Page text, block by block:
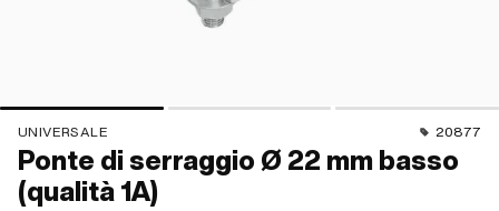
UNIVERSALE 20877
Ponte di serraggio Ø 22 mm basso
(qualità 1A)